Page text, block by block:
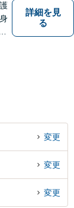
詳細を見
る
変更
変更
変更